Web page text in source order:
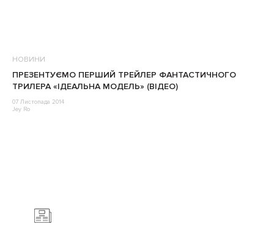
НОВИНИ
ПРЕЗЕНТУЄМО ПЕРШИЙ ТРЕЙЛЕР ФАНТАСТИЧНОГО
ТРИЛЕРА «ІДЕАЛЬНА МОДЕЛЬ» (ВІДЕО)
07 Листопада 2014
Jey Ro